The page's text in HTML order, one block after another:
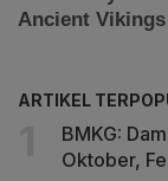
ARTIKEL
BMKG:
Oktober,